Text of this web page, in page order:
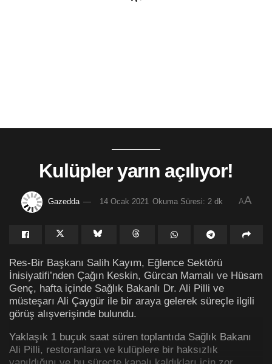
Kulüpler yarın açılıyor!
Gazedda 14 Ocak 2021 Okuma Süresi: 2 dk AA
Res-Bir Başkanı Salih Kayım, Eğlence Sektörü
İnisiyatifi’nden Çağın Keskin, Gürcan Mamalı ve Hüsam
Genç, hafta içinde Sağlık Bakanlı Dr. Ali Pilli ve
müsteşarı Ali Çaygür ile bir araya gelerek süreçle ilgili
görüş alışverişinde bulundu.
Yaklaşık 1 buçuk saat süren toplantıda Sağlık Bakanı
Ali Pilli, restoranlara ve kulüplere bir haksızlık